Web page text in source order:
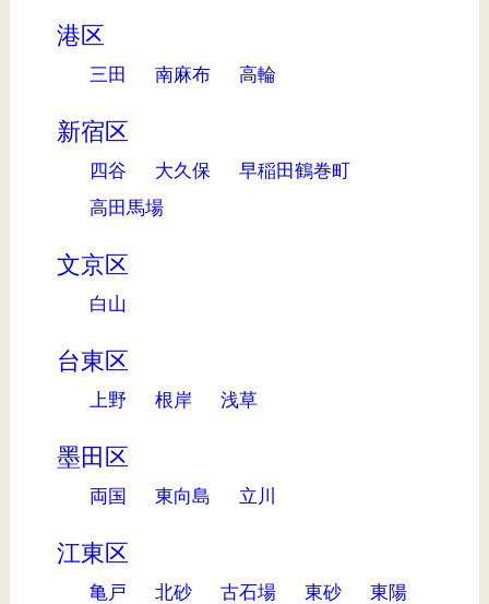
港区
三田 南麻布 高輪
新宿区
四谷 大久保
早稲田鶴巻町
高田馬場
文京区
白山
台東区
上野 根岸 浅草
墨田区
両国 東向島 立川
江東区
亀戸 北砂 古石場 東砂 東陽